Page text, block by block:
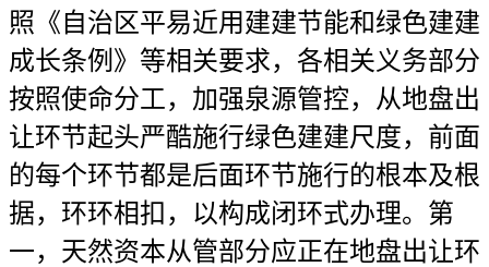
照《自治区平易近用建建节能和绿色建建
成长条例》等相关要求，各相关义务部分
按照使命分工，加强泉源管控，从地盘出
让环节起头严酷施行绿色建建尺度，前面
的每个环节都是后面环节施行的根本及根
据，环环相扣，以构成闭环式办理。第
一，天然资本从管部分应正在地盘出让环